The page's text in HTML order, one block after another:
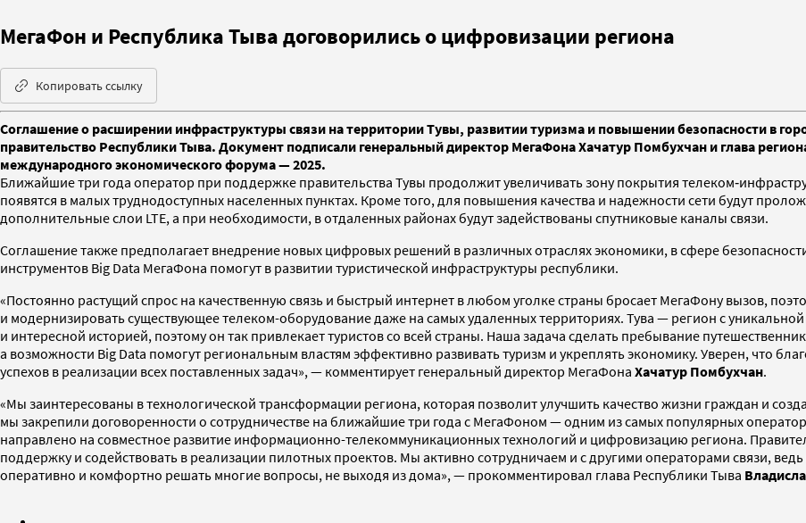
МегаФон и Республика Тыва договорились о цифровизации региона
Копировать ссылку
Соглашение о расширении инфраструктуры связи на территории Тувы, развитии туризма и повышении безопасности в
правительство Республики Тыва. Документ подписали генеральный директор МегаФона Хачатур Помбухчан и глава
международного экономического форума — 2025.
Ближайшие три года оператор при поддержке правительства Тувы продолжит увеличивать зону покрытия
появятся в малых труднодоступных населенных пунктах. Кроме того, для повышения качества и надежности сети будут
дополнительные слои LTE, а при необходимости, в отдаленных районах будут задействованы спутниковые каналы связи.
Соглашение также предполагает внедрение новых цифровых решений в различных отраслях экономики, в сфере
инструментов Big Data МегаФона помогут в развитии туристической инфраструктуры республики.
«Постоянно растущий спрос на качественную связь и быстрый интернет в любом уголке страны бросает МегаФону вызов,
и модернизировать существующее телеком-оборудование даже на самых удаленных территориях. Тува — регион с
и интересной историей, поэтому он так привлекает туристов со всей страны. Наша задача сделать пребывание
а возможности Big Data помогут региональным властям эффективно развивать туризм и укреплять экономику. Уверен, что
успехов в реализации всех поставленных задач», — комментирует генеральный директор МегаФона Хачатур Помбухчан.
«Мы заинтересованы в технологической трансформации региона, которая позволит улучшить качество жизни граждан и
мы закрепили договоренности о сотрудничестве на ближайшие три года с МегаФоном — одним из самых популярных
направлено на совместное развитие информационно-телекоммуникационных технологий и цифровизацию региона.
поддержку и содействовать в реализации пилотных проектов. Мы активно сотрудничаем и с другими операторами связи,
оперативно и комфортно решать многие вопросы, не выходя из дома», — прокомментировал глава Республики Тыва